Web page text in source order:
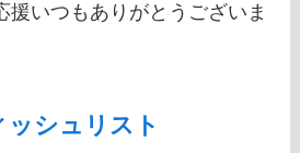
援いつもありがとうございま
シュリスト